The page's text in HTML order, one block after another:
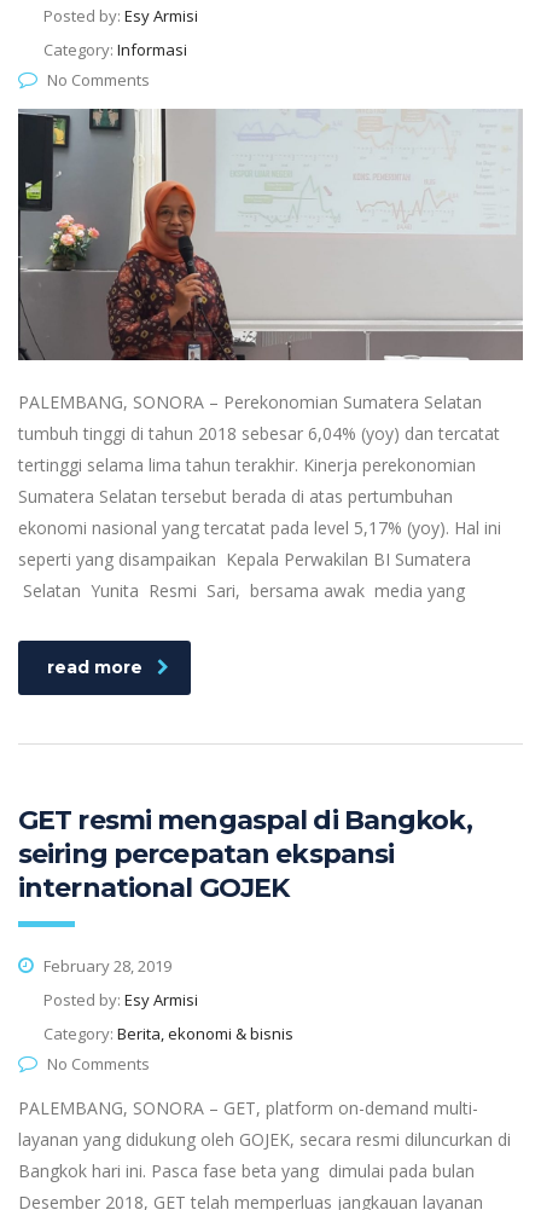
Posted by: Esy Armisi
Category: Informasi
No Comments
PALEMBANG, SONORA – Perekonomian Sumatera Selatan
tumbuh tinggi di tahun 2018 sebesar 6,04% (yoy) dan tercatat
tertinggi selama lima tahun terakhir. Kinerja perekonomian
Sumatera Selatan tersebut berada di atas pertumbuhan
ekonomi nasional yang tercatat pada level 5,17% (yoy). Hal ini
seperti yang disampaikan Kepala Perwakilan BI Sumatera
Selatan Yunita Resmi Sari, bersama awak media yang
read more
GET resmi mengaspal di Bangkok,
seiring percepatan ekspansi
international GOJEK
February 28, 2019
Posted by: Esy Armisi
Category: Berita, ekonomi & bisnis
No Comments
PALEMBANG, SONORA – GET, platform on-demand multi-
layanan yang didukung oleh GOJEK, secara resmi diluncurkan di
Bangkok hari ini. Pasca fase beta yang dimulai pada bulan
Desember 2018, GET telah memperluas jangkauan layanan